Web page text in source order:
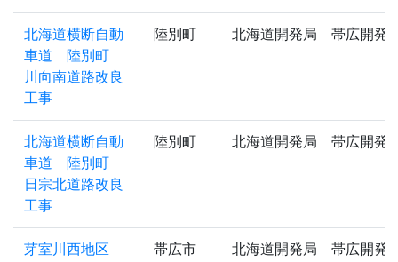
北海道横断自動
車道 陸別町
川向南道路改良
工事
陸別町 北海道開発局 帯広開発
北海道横断自動
車道 陸別町
日宗北道路改良
工事
陸別町 北海道開発局 帯広開発
芽室川西地区
帯広市 北海道開発局 帯広開発